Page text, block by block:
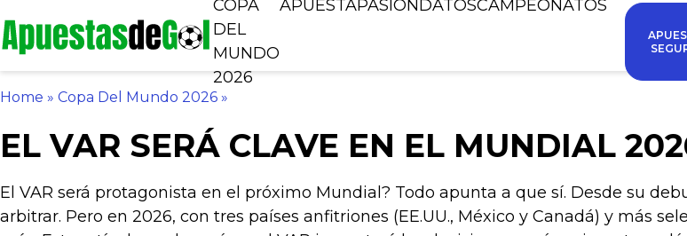
COPA
DEL
MUNDO
2026
APUESTAPASIÓN DATOSCAMPEONATOS
Home » Copa Del Mundo 2026 »
EL VAR SERÁ CLAVE EN EL MUNDIAL
El VAR será protagonista en el próximo Mundial? Todo apunta a que sí. Desde su
arbitrar. Pero en 2026, con tres países anfitriones (EE.UU., México y Canadá) y más